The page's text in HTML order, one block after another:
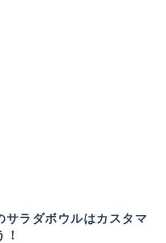
サラダボウルはカスタマ